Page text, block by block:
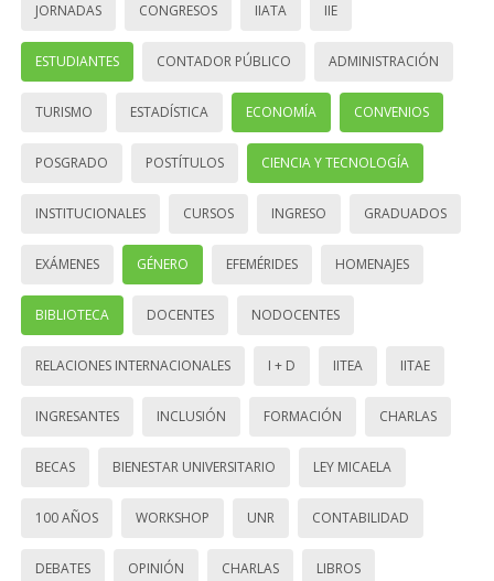
JORNADAS CONGRESOS IIATA IIE
ESTUDIANTES CONTADOR PÚBLICO ADMINISTRACIÓN
TURISMO ESTADÍSTICA ECONOMÍA CONVENIOS
POSGRADO POSTÍTULOS CIENCIA Y TECNOLOGÍA
INSTITUCIONALES CURSOS INGRESO GRADUADOS
EXÁMENES GÉNERO EFEMÉRIDES HOMENAJES
BIBLIOTECA DOCENTES NODOCENTES
RELACIONES INTERNACIONALES I + D IITEA IITAE
INGRESANTES INCLUSIÓN FORMACIÓN CHARLAS
BECAS BIENESTAR UNIVERSITARIO LEY MICAELA
100 AÑOS WORKSHOP UNR CONTABILIDAD
DEBATES OPINIÓN CHARLAS LIBROS